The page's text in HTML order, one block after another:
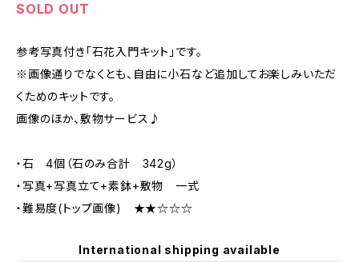
SOLD OUT
参考写真付き「石花入門キット」です。
※画像通りでなくとも、自由に小石など追加してお楽しみいただ
くためのキットです。
画像のほか、敷物サービス♪
・石 4個（石のみ合計 342g）
・写真+写真立て+素鉢+敷物 一式
・難易度(トップ画像) ★★☆☆☆
International shipping available